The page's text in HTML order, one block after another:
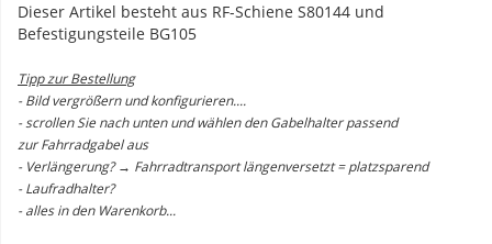
Dieser Artikel besteht aus RF-Schiene S80144 und
Befestigungsteile BG105
Tipp zur Bestellung
- Bild vergrößern und konfigurieren....
- scrollen Sie nach unten und wählen den Gabelhalter passend
zur Fahrradgabel aus
- Verlängerung? → Fahrradtransport längenversetzt = platzsparend
- Laufradhalter?
- alles in den Warenkorb...